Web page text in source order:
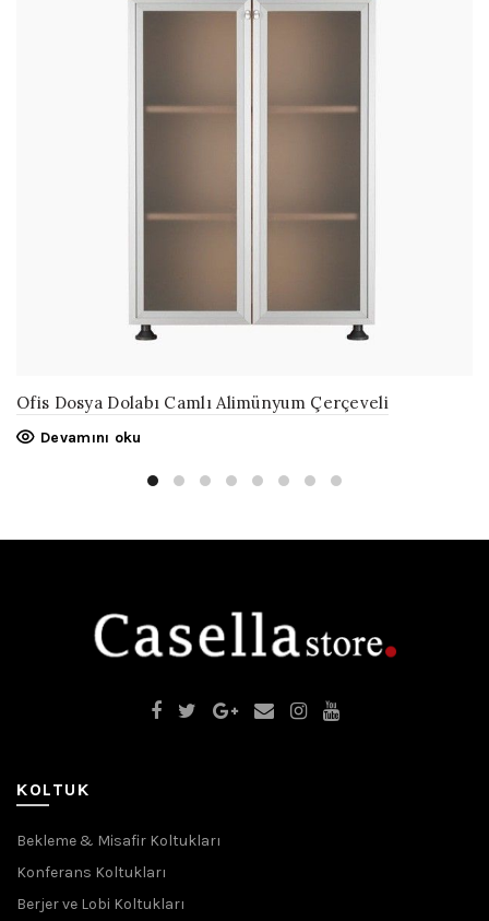
Ofis Dosya Dolabı Camlı Alimünyum Çerçeveli
Devamını oku
KOLTUK
Bekleme & Misafir Koltukları
Konferans Koltukları
Berjer ve Lobi Koltukları